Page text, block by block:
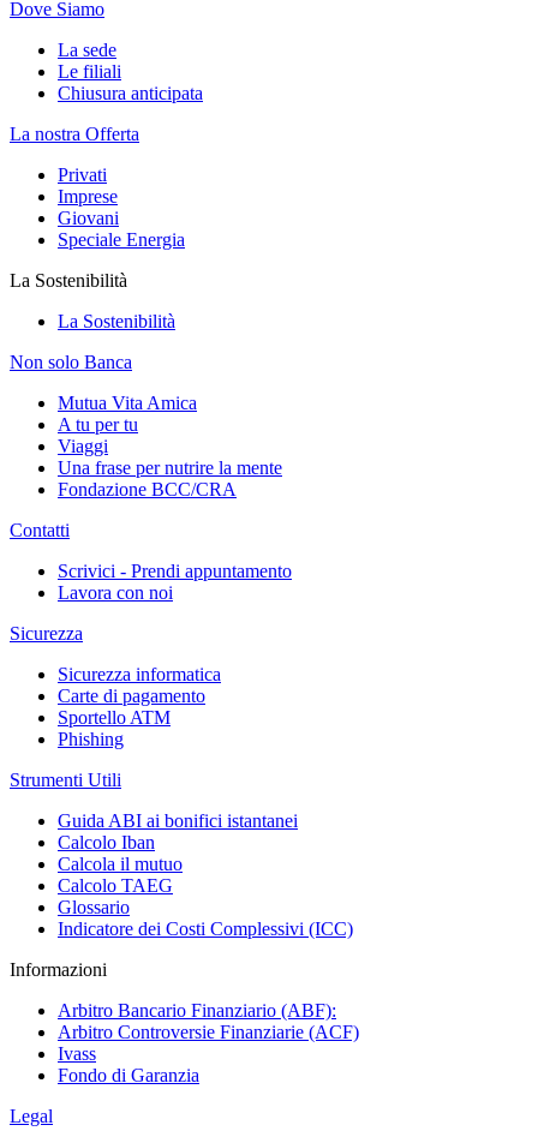
Dove Siamo
La sede
Le filiali
Chiusura anticipata
La nostra Offerta
Privati
Imprese
Giovani
Speciale Energia
La Sostenibilità
La Sostenibilità
Non solo Banca
Mutua Vita Amica
A tu per tu
Viaggi
Una frase per nutrire la mente
Fondazione BCC/CRA
Contatti
Scrivici - Prendi appuntamento
Lavora con noi
Sicurezza
Sicurezza informatica
Carte di pagamento
Sportello ATM
Phishing
Strumenti Utili
Guida ABI ai bonifici istantanei
Calcolo Iban
Calcola il mutuo
Calcolo TAEG
Glossario
Indicatore dei Costi Complessivi (ICC)
Informazioni
Arbitro Bancario Finanziario (ABF):
Arbitro Controversie Finanziarie (ACF)
Ivass
Fondo di Garanzia
Legal